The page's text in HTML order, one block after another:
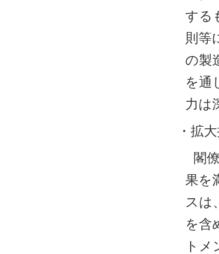
する
則等
の製
を通
力は
・拡
閣
果を
スは
を含
ト